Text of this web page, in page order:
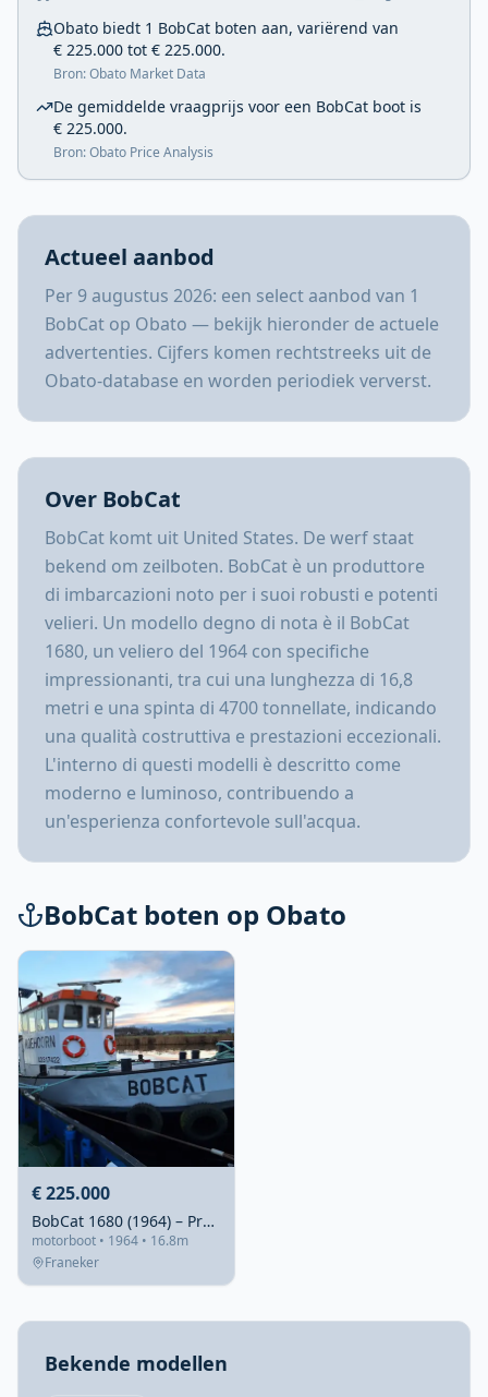
Obato biedt 1 BobCat boten aan, variërend van
€ 225.000 tot € 225.000.
Bron: Obato Market Data
De gemiddelde vraagprijs voor een BobCat boot is
€ 225.000.
Bron: Obato Price Analysis
Actueel aanbod
Per 9 augustus 2026: een select aanbod van 1
BobCat op Obato — bekijk hieronder de actuele
advertenties. Cijfers komen rechtstreeks uit de
Obato-database en worden periodiek ververst.
Over BobCat
BobCat komt uit United States. De werf staat
bekend om zeilboten. BobCat è un produttore
di imbarcazioni noto per i suoi robusti e potenti
velieri. Un modello degno di nota è il BobCat
1680, un veliero del 1964 con specifiche
impressionanti, tra cui una lunghezza di 16,8
metri e una spinta di 4700 tonnellate, indicando
una qualità costruttiva e prestazioni eccezionali.
L'interno di questi modelli è descritto come
moderno e luminoso, contribuendo a
un'esperienza confortevole sull'acqua.
BobCat boten op Obato
€ 225.000
BobCat 1680 (1964) – Professioneel duwschip met 4700 ton kracht
motorboot • 1964 • 16.8m
Franeker
Bekende modellen